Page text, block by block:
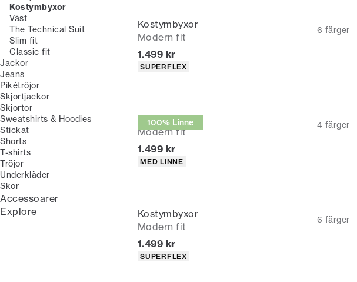
Kostymbyxor
Väst
The Technical Suit
Slim fit
Classic fit
Jackor
Jeans
Pikétröjor
Skjortjackor
Skjortor
Sweatshirts & Hoodies
Stickat
Shorts
T-shirts
Tröjor
Underkläder
Skor
Accessoarer
Explore
Kostymbyxor
Modern fit
6 färger
Nuvarande pris
1.499 kr
Produktattribut
SUPERFLEX
100% Linne
Kostymbyxor
Modern fit
4 färger
Nuvarande pris
1.499 kr
Produktattribut
MED LINNE
Kostymbyxor
Modern fit
6 färger
Nuvarande pris
1.499 kr
Produktattribut
SUPERFLEX